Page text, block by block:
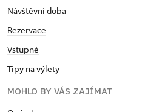
Návštěvní doba
Rezervace
Vstupné
Tipy na výlety
MOHLO BY VÁS ZAJÍMAT